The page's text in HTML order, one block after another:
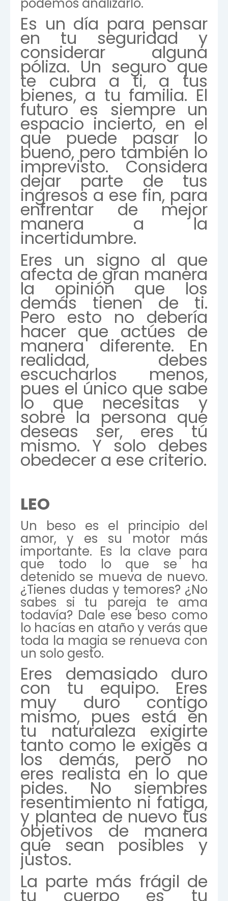
Es un día para pensar
en tu seguridad y
considerar alguna
póliza. Un seguro que
te cubra a ti, a tus
bienes, a tu familia. El
futuro es siempre un
espacio incierto, en el
que puede pasar lo
bueno, pero también lo
imprevisto. Considera
dejar parte de tus
ingresos a ese fin, para
enfrentar de mejor
manera a la
incertidumbre.
Eres un signo al que
afecta de gran manera
la opinión que los
demás tienen de ti.
Pero esto no debería
hacer que actúes de
manera diferente. En
realidad, debes
escucharlos menos,
pues el único que sabe
lo que necesitas y
sobre la persona que
deseas ser, eres tú
mismo. Y solo debes
obedecer a ese criterio.
LEO
Un beso es el principio del
amor, y es su motor más
importante. Es la clave para
que todo lo que se ha
detenido se mueva de nuevo.
¿Tienes dudas y temores? ¿No
sabes si tu pareja te ama
todavía? Dale ese beso como
lo hacías en ataño y verás que
toda la magia se renueva con
un solo gesto.
Eres demasiado duro
con tu equipo. Eres
muy duro contigo
mismo, pues está en
tu naturaleza exigirte
tanto como le exiges a
los demás, pero no
eres realista en lo que
pides. No siembres
resentimiento ni fatiga,
y plantea de nuevo tus
objetivos de manera
que sean posibles y
justos.
La parte más frágil de
tu cuerpo es tu